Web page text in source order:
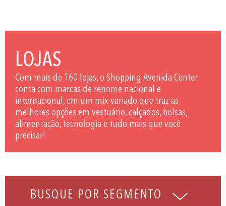
LOJAS
Com mais de 160 lojas, o Shopping Avenida Center
conta com marcas de renome nacional e
internacional, em um mix variado que traz as
melhores opções em vestuário, calçados, bolsas,
alimentação, tecnologia e tudo mais que você
precisar!